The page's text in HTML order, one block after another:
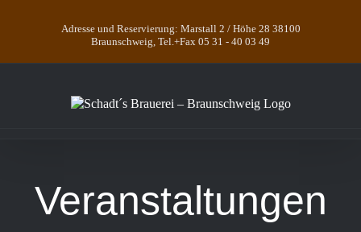
Adresse und Reservierung: Marstall 2 / Höhe 28 38100
Braunschweig, Tel.+Fax 05 31 - 40 03 49
Veranstaltungen